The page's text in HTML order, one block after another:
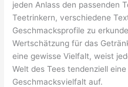
jeden Anlass den passenden
Teetrinkern, verschiedene
Geschmacksprofile zu
Wertschätzung für das
eine gewisse Vielfalt, weist
Welt des Tees tendenziell
Geschmacksvielfalt auf.